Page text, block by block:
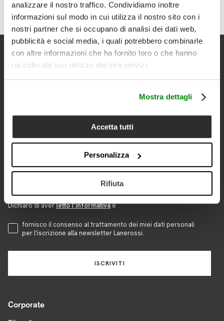
analizzare il nostro traffico. Condividiamo inoltre
informazioni sul modo in cui utilizza il nostro sito con i
nostri partner che si occupano di analisi dei dati web,
pubblicità e social media, i quali potrebbero combinarle
con altre informazioni che ha fornito loro o che hanno
raccolto dal suo utilizzo dei loro servizi.
Mostra dettagli
Accetta tutti
Personalizza
Rifiuta
Newsletter
Iscriviti per avere il 10% di sconto sul tuo primo acquisto e
restare aggiornato su promozioni, novità, collezioni.
Data di nascita (opzionale)
Dichiaro di averletto l’informativae
Accettazione Privacy
fornisco il consenso al trattamento dei miei dati personali
per l’iscrizione alla newsletter Lanerossi.
ISCRIVITI
Corporate